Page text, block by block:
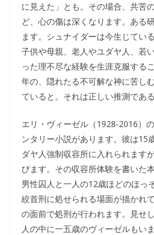
に見えた」とも。その場合、共苦
ど、心の傷は深くなります。ある
ます。シュナイダーは今生じてい
子供や母親、老人やユダヤ人、若
った理不尽な経験を生涯克服する
年の、隠れたる不可解な神に苦し
ていると。それは正しい推測であ
エリ・ヴィーゼル（1928‐2016）
ンタリー小説があります。彼は15
ダヤ人強制収容所に入れられます
びます。その収容所体験を書いた
男性囚人と一人の12歳ほどのほっ
絞首刑に処せられる場面が描かれ
の面前で処刑が行われます。見せ
人の中に一五歳のヴィーゼルもい